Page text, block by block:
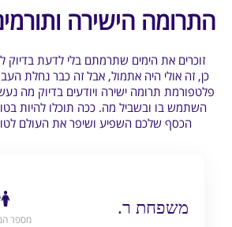
התרומה הישירה
?זוכרים את הימים שתרמתם בלי לדעת
כן, זה אולי היה אתמול, אבל זה כבר נחלת
פלטפורמת תרומה ישירה ויודעים בדיוק מה
השתמש בו ובשביל מה. ככה תוכלו להיות
הכסף שלכם השפיע ושיפר את העולם
מספר
משפחת ר.